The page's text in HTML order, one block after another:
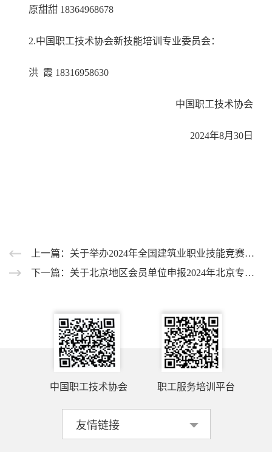
原甜甜 18364968678
2.中国职工技术协会新技能培训专业委员会：
洪 霞 18316958630
中国职工技术协会
2024年8月30日
上一篇：关于举办2024年全国建筑业职业技能竞赛砌筑工大赛的通知
下一篇：关于北京地区会员单位申报2024年北京专利导航项目的通知
中国职工技术协会 职工服务培训平台